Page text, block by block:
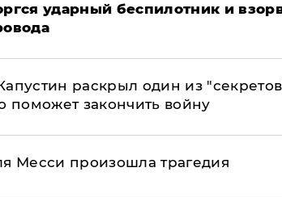
ударный беспилотник и
раскрыл один из
поможет закончить войну
Месси произошла трагедия